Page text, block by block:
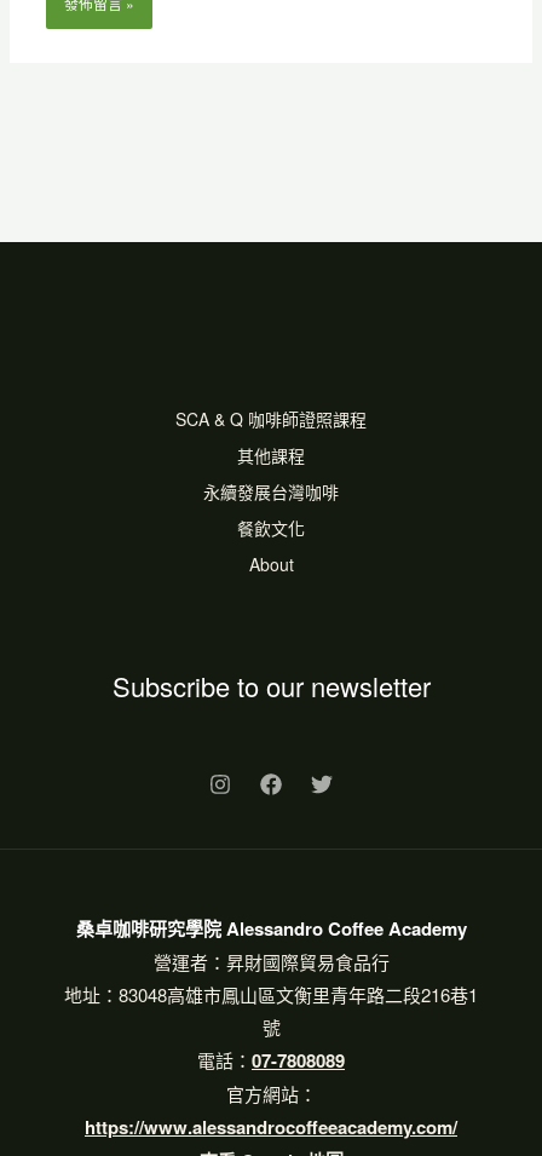
SCA & Q 咖啡師證照課程
其他課程
永續發展台灣咖啡
餐飲文化
About
Subscribe to our newsletter
桑卓咖啡研究學院 Alessandro Coffee Academy
營運者：昇財國際貿易食品行
地址：83048高雄市鳳山區文衡里青年路二段216巷1
號
電話： 07-7808089
官方網站：
https://www.alessandrocoffeeacademy.com/